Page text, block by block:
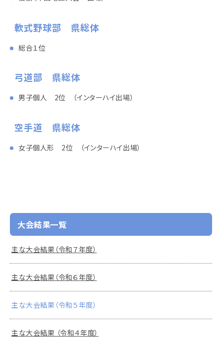
軟式野球部 県総体
総合１位
弓道部 県総体
男子個人 2位 （インターハイ出場）
空手道 県総体
女子個人形 2位 （インターハイ出場）
大会結果一覧
主な大会結果（令和７年度）
主な大会結果（令和６年度）
主な大会結果（令和５年度）
主な大会結果 （令和４年度）